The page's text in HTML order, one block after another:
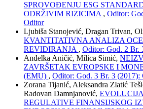
SPROVOĐENJU ESG
ODRŽIVIM RIZICIMA , Oditor:
Oditor
Ljubiša Stanojević, Dragan Trivan,
KVANTITATIVNA ANALIZA
REVIDIRANJA , Oditor: God. 2 Br.
Anđelka Aničić, Milica Simić,
ZAVRŠETAK EVROPSKE I
(EMU) , Oditor: God. 3 Br. 3 (2017):
Zorana Tijanić, Aleksandra Zlatić
Radovan Damnjanović,
REGULATIVE FINANSIJSKOG